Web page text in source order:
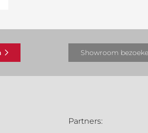
Showroom
Partners: